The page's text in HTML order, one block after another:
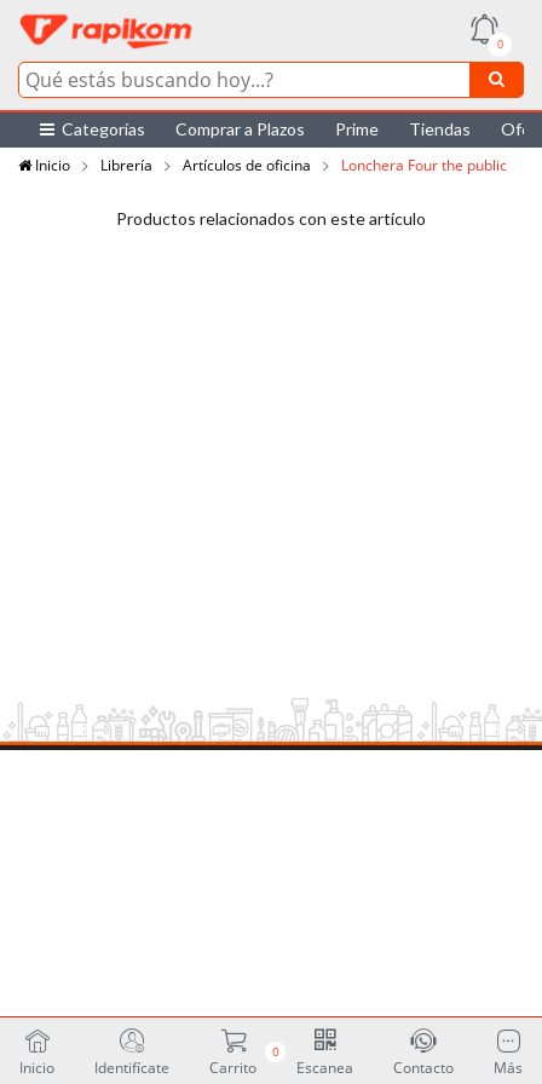
0
Categorías Comprar a Plazos Prime Tiendas
Inicio
Librería Artículos de oficina Lonchera Four the public
Productos relacionados con este artículo
Inicio Identifícate
0
Carrito Escanea Contacto Más